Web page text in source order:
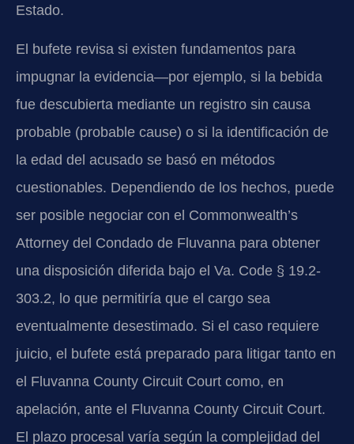
Estado.
El bufete revisa si existen fundamentos para
impugnar la evidencia—por ejemplo, si la bebida
fue descubierta mediante un registro sin causa
probable (probable cause) o si la identificación de
la edad del acusado se basó en métodos
cuestionables. Dependiendo de los hechos, puede
ser posible negociar con el Commonwealth’s
Attorney del Condado de Fluvanna para obtener
una disposición diferida bajo el Va. Code § 19.2-
303.2, lo que permitiría que el cargo sea
eventualmente desestimado. Si el caso requiere
juicio, el bufete está preparado para litigar tanto en
el Fluvanna County Circuit Court como, en
apelación, ante el Fluvanna County Circuit Court.
El plazo procesal varía según la complejidad del